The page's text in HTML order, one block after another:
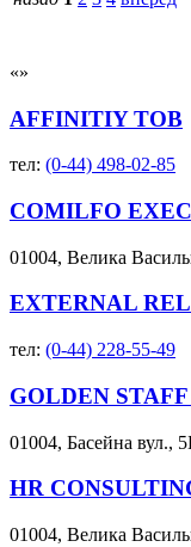
AFFINITIY ТОВ
тел: (0-44) 498-02-85
COMILFO
01004, Велика
EXTERNAL
тел: (0-44) 228-55-49
GOLDEN
01004, Басейна вул.,
HR
01004, Велика